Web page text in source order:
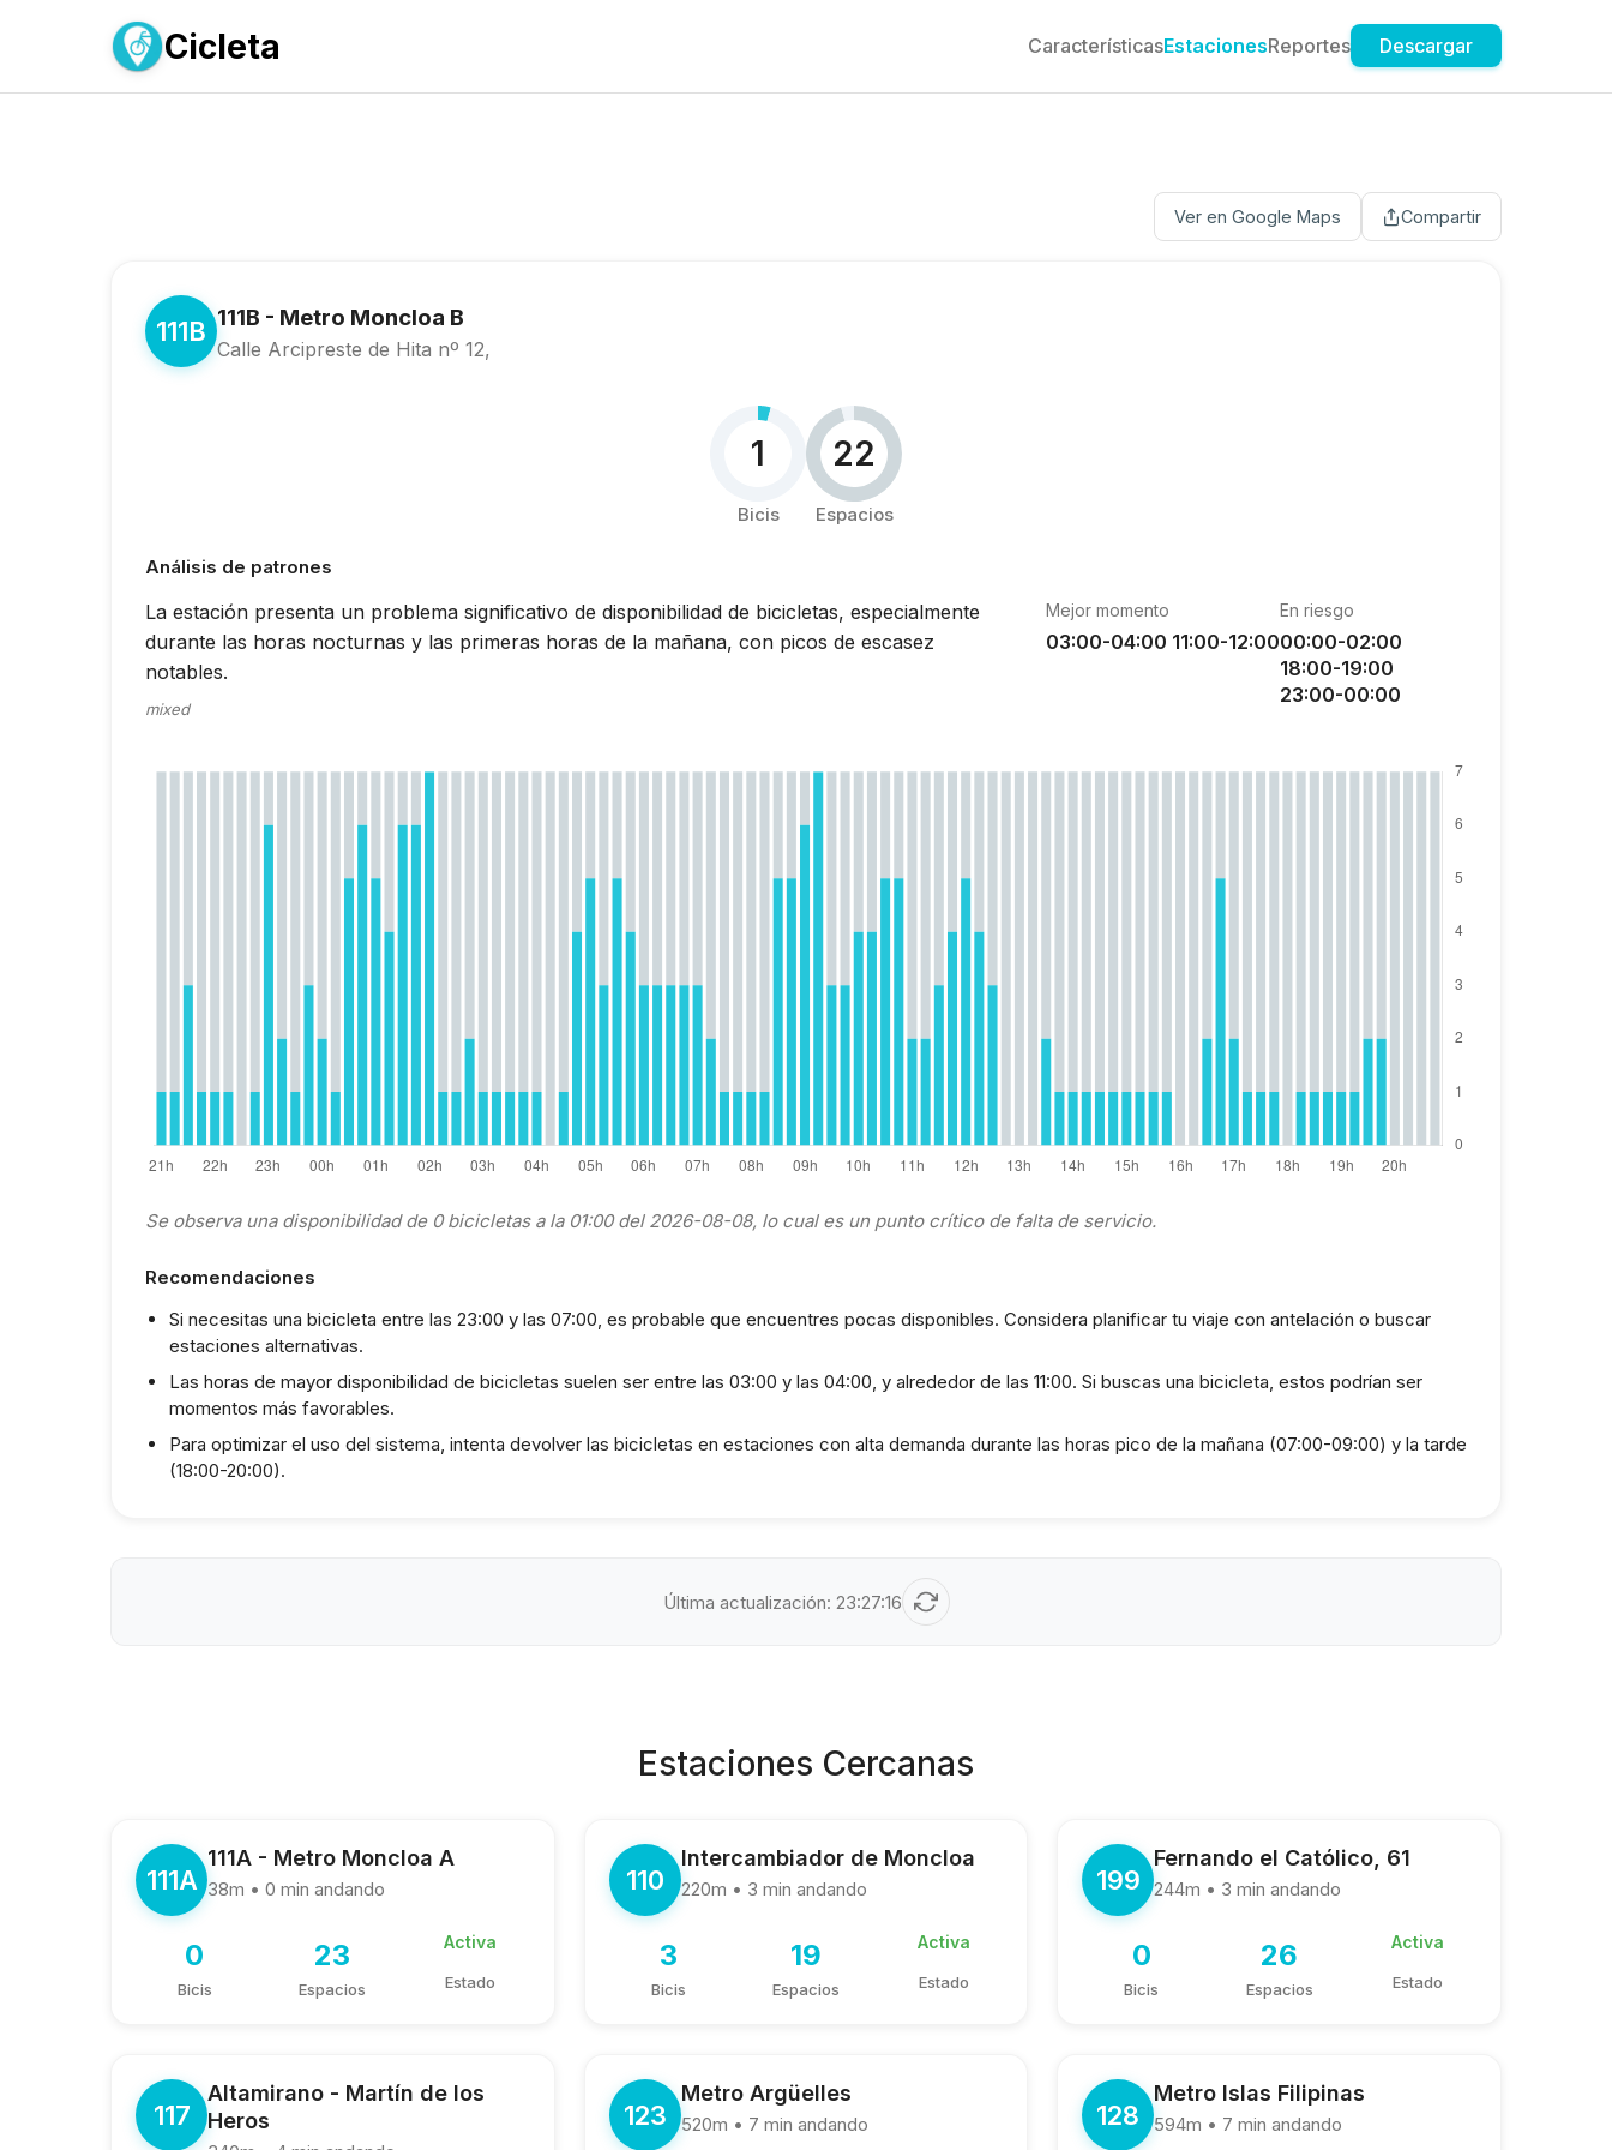
Cicleta CaracterísticasEstacionesReportes Descargar
Ver en Google Maps Compartir
111B 111B - Metro Moncloa B
Calle Arcipreste de Hita nº 12,
1
Bicis
22
Espacios
Análisis de patrones
La estación presenta un problema significativo de disponibilidad de bicicletas, especialmente
durante las horas nocturnas y las primeras horas de la mañana, con picos de escasez
notables.
mixed
Mejor momento
03:00-04:00 11:00-12:00
En riesgo
00:00-02:00
18:00-19:00
23:00-00:00
Se observa una disponibilidad de 0 bicicletas a la 01:00 del 2026-08-08, lo cual es un punto crítico de falta de servicio.
Recomendaciones
Si necesitas una bicicleta entre las 23:00 y las 07:00, es probable que encuentres pocas disponibles. Considera planificar tu viaje con antelación o buscar
estaciones alternativas.
Las horas de mayor disponibilidad de bicicletas suelen ser entre las 03:00 y las 04:00, y alrededor de las 11:00. Si buscas una bicicleta, estos podrían ser
momentos más favorables.
Para optimizar el uso del sistema, intenta devolver las bicicletas en estaciones con alta demanda durante las horas pico de la mañana (07:00-09:00) y la tarde
(18:00-20:00).
Última actualización: 23:27:16
Estaciones Cercanas
111A
111A - Metro Moncloa A
38m • 0 min andando
0
Bicis
23
Espacios
Activa
Estado
110
Intercambiador de Moncloa
220m • 3 min andando
3
Bicis
19
Espacios
Activa
Estado
199
Fernando el Católico, 61
244m • 3 min andando
0
Bicis
26
Espacios
Activa
Estado
117
Altamirano - Martín de los
Heros
123
Metro Argüelles
520m • 7 min andando 128
Metro Islas Filipinas
594m • 7 min andando